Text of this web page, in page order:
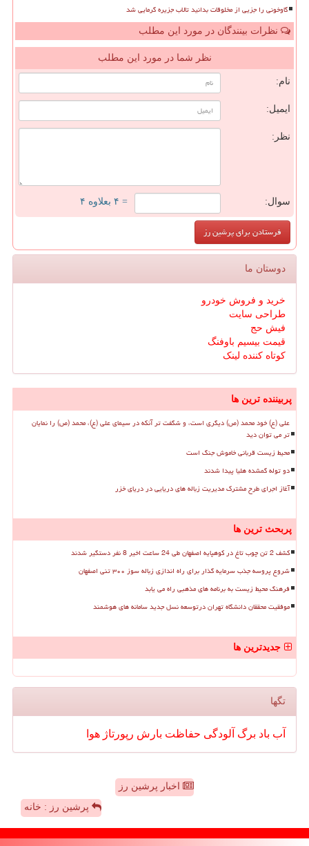
گاوخونی را جزیی از مخلوقات بدانید تالاب جزیره گرمایی شد
نظرات بینندگان در مورد این مطلب
نظر شما در مورد این مطلب
نام:
ایمیل:
نظر:
سوال: = ۴ بعلاوه ۴
دوستان ما
خرید و فروش خودرو
طراحی سایت
فیش حج
قیمت بیسیم باوفنگ
کوتاه کننده لینک
پربیننده ترین ها
علی (ع) خود محمد (ص) دیگری است، و شگفت تر آنکه در سیمای علی (ع)، محمد (ص) را نمایان
تر می توان دید
محیط زیست قربانی خاموش جنگ است
دو توله گمشده هلیا پیدا شدند
آغاز اجرای طرح مشترک مدیریت زباله های دریایی در دریای خزر
پربحث ترین ها
کشف 2 تن چوب تاغ در کوهپایه اصفهان طی 24 ساعت اخیر 8 نفر دستگیر شدند
شروع پروسه جذب سرمایه گذار برای راه اندازی زباله سوز ۳۰۰ تنی اصفهان
فرهنگ محیط زیست به برنامه های مذهبی راه می یابد
موفقیت محققان دانشگاه تهران درتوسعه نسل جدید سامانه های هوشمند
جدیدترین ها
تگها
آب باد برگ آلودگی حفاظت بارش رپورتاژ هوا
اخبار پرشین رز
پرشین رز : خانه